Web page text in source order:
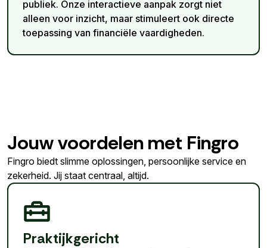
publiek. Onze interactieve aanpak zorgt niet
alleen voor inzicht, maar stimuleert ook directe
toepassing van financiële vaardigheden.
Jouw voordelen met Fingro
Fingro biedt slimme oplossingen, persoonlijke service en
zekerheid. Jij staat centraal, altijd.
Praktijkgericht